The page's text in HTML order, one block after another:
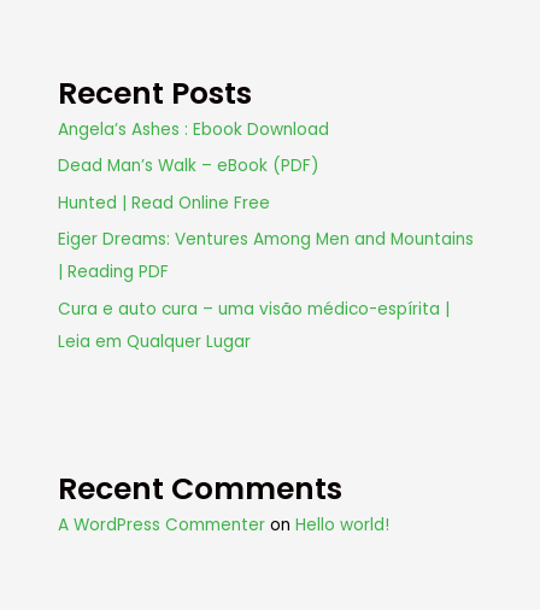
Recent Posts
Angela’s Ashes : Ebook Download
Dead Man’s Walk – eBook (PDF)
Hunted | Read Online Free
Eiger Dreams: Ventures Among Men and Mountains
| Reading PDF
Cura e auto cura – uma visão médico-espírita |
Leia em Qualquer Lugar
Recent Comments
A WordPress Commenter onHello world!